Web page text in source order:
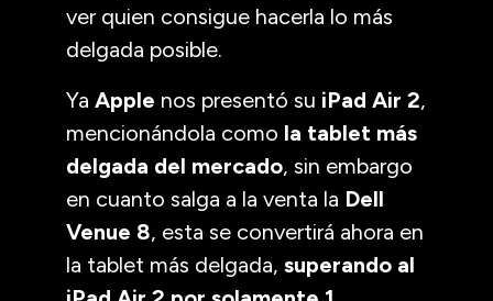
ver quien consigue hacerla lo más
delgada posible.
Ya Apple nos presentó su iPad Air 2,
mencionándola como la tablet más
delgada del mercado, sin embargo
en cuanto salga a la venta la Dell
Venue 8, esta se convertirá ahora en
la tablet más delgada, superando al